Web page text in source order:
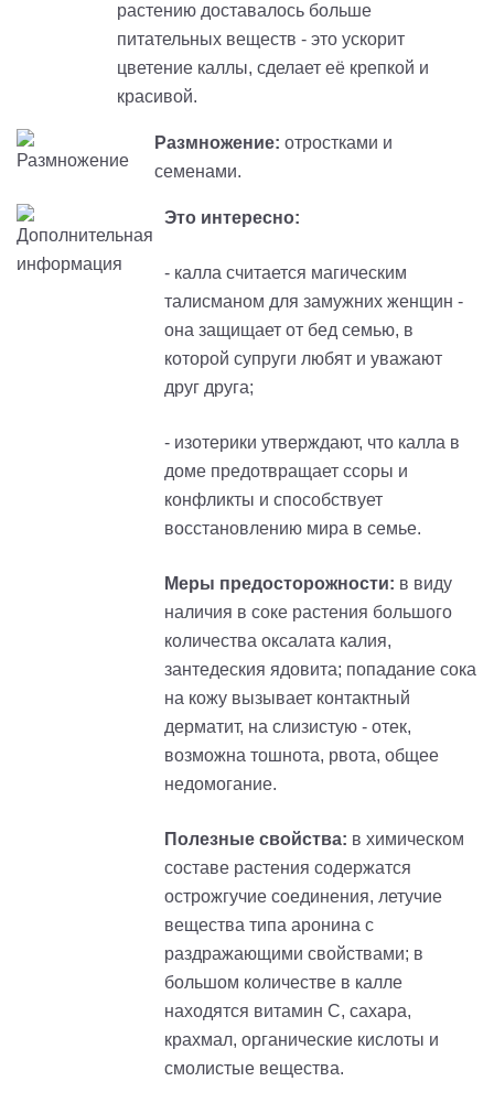
растению доставалось больше
питательных веществ - это ускорит
цветение каллы, сделает её крепкой и
красивой.
Размножение: отростками и
семенами.
Это интересно:
- калла считается магическим
талисманом для замужних женщин -
она защищает от бед семью, в
которой супруги любят и уважают
друг друга;
- изотерики утверждают, что калла в
доме предотвращает ссоры и
конфликты и способствует
восстановлению мира в семье.
Меры предосторожности: в виду
наличия в соке растения большого
количества оксалата калия,
зантедеския ядовита; попадание сока
на кожу вызывает контактный
дерматит, на слизистую - отек,
возможна тошнота, рвота, общее
недомогание.
Полезные свойства: в химическом
составе растения содержатся
острожгучие соединения, летучие
вещества типа аронина с
раздражающими свойствами; в
большом количестве в калле
находятся витамин C, сахара,
крахмал, органические кислоты и
смолистые вещества.